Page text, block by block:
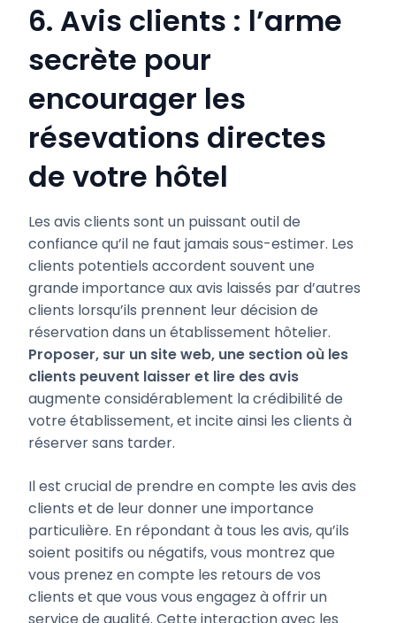
6. Avis clients : l’arme
secrète pour
encourager les
résevations directes
de votre hôtel
Les avis clients sont un puissant outil de
confiance qu’il ne faut jamais sous-estimer. Les
clients potentiels accordent souvent une
grande importance aux avis laissés par d’autres
clients lorsqu’ils prennent leur décision de
réservation dans un établissement hôtelier.
Proposer, sur un site web, une section où les
clients peuvent laisser et lire des avis
augmente considérablement la crédibilité de
votre établissement, et incite ainsi les clients à
réserver sans tarder.
Il est crucial de prendre en compte les avis des
clients et de leur donner une importance
particulière. En répondant à tous les avis, qu’ils
soient positifs ou négatifs, vous montrez que
vous prenez en compte les retours de vos
clients et que vous vous engagez à offrir un